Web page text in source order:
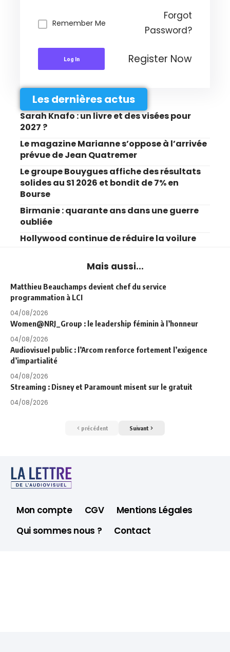
Remember Me
Forgot
Password?
Log In Register Now
Les dernières actus
Sarah Knafo : un livre et des visées pour
2027 ?
Le magazine Marianne s’oppose à l’arrivée
prévue de Jean Quatremer
Le groupe Bouygues affiche des résultats
solides au S1 2026 et bondit de 7% en
Bourse
Birmanie : quarante ans dans une guerre
oubliée
Hollywood continue de réduire la voilure
Mais aussi...
Matthieu Beauchamps devient chef du service
programmation à LCI
04/08/2026
Women@NRJ_Group : le leadership féminin à l’honneur
04/08/2026
Audiovisuel public : l’Arcom renforce fortement l’exigence
d’impartialité
04/08/2026
Streaming : Disney et Paramount misent sur le gratuit
04/08/2026
précédent Suivant
Mon compte CGV
Mentions Légales
Qui sommes nous ?
Contact